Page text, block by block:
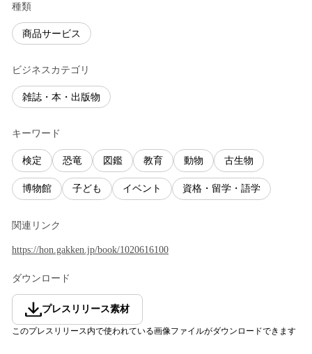
種類
商品サービス
ビジネスカテゴリ
雑誌・本・出版物
キーワード
検定 恐竜 図鑑 教育 動物 古生物
博物館 子ども イベント 資格・留学・語学
関連リンク
https://hon.gakken.jp/book/1020616100
ダウンロード
プレスリリース素材
このプレスリリース内で使われている画像ファイルがダウンロードできます